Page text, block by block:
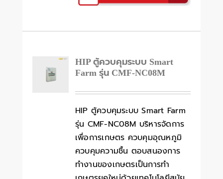
HIP ตู้ควบคุมระบบ Smart
Farm รุ่น CMF-NC08M
HIP ตู้ควบคุมระบบ Smart Farm
รุ่น CMF-NC08M บริหารจัดการ
เพื่อการเกษตร ควบคุมอุณหภูมิ
ควบคุมความชื้น ตอบสนองการ
ทำงานของเกษตรเป็นการทำ